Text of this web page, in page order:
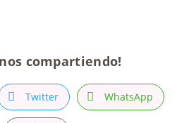
compartiendo!
Twitter WhatsApp